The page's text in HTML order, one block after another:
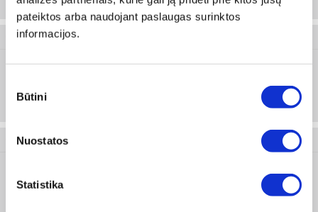
pateiktos arba naudojant paslaugas surinktos
informacijos.
pasirinkimas
Būtini
Nuostatos
Statistika
0543 517 060
Prisijungti arba registruotis
0543 517 088
M10
Prisijungti arba registruotis